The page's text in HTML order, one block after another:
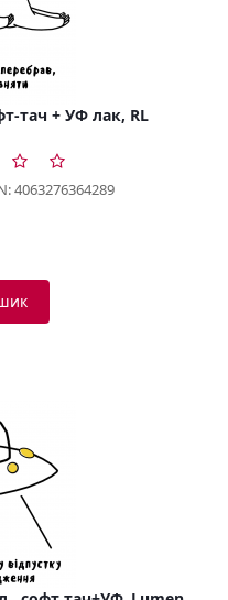
тач + УФ лак, RL
4063276364289